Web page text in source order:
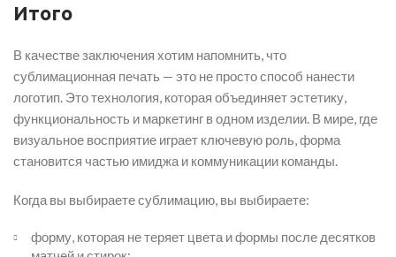
Итого
В качестве заключения хотим напомнить, что
сублимационная печать — это не просто способ нанести
логотип. Это технология, которая объединяет эстетику,
функциональность и маркетинг в одном изделии. В мире, где
визуальное восприятие играет ключевую роль, форма
становится частью имиджа и коммуникации команды.
Когда вы выбираете сублимацию, вы выбираете:
форму, которая не теряет цвета и формы после десятков